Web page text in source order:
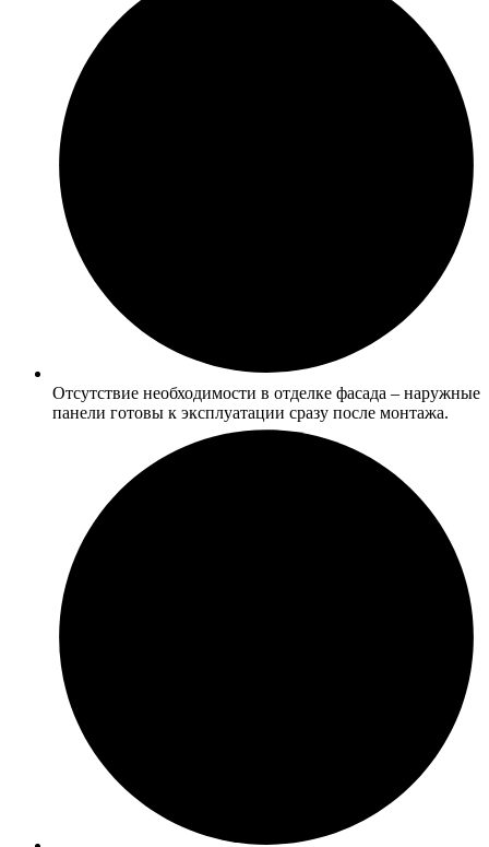
Отсутствие необходимости в отделке фасада – наружные
панели готовы к эксплуатации сразу после монтажа.